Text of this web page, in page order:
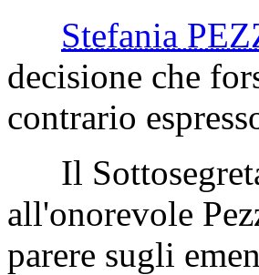
Stefania
decisione che
contrario
Il
all'onorevole
parere sugli